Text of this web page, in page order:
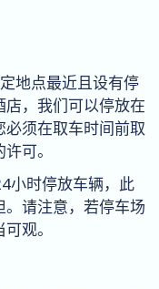
地点最近且设有停
，我们可以停放在
须在取车时间前取
可。
小时停放车辆，此
请注意，若停车场
观。